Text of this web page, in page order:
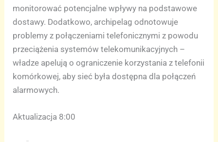
monitorować potencjalne wpływy na podstawowe
dostawy. Dodatkowo, archipelag odnotowuje
problemy z połączeniami telefonicznymi z powodu
przeciążenia systemów telekomunikacyjnych –
władze apelują o ograniczenie korzystania z telefonii
komórkowej, aby sieć była dostępna dla połączeń
alarmowych.
Aktualizacja 8:00